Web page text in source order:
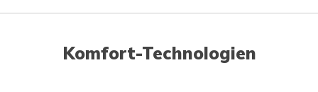
Komfort-Technologien